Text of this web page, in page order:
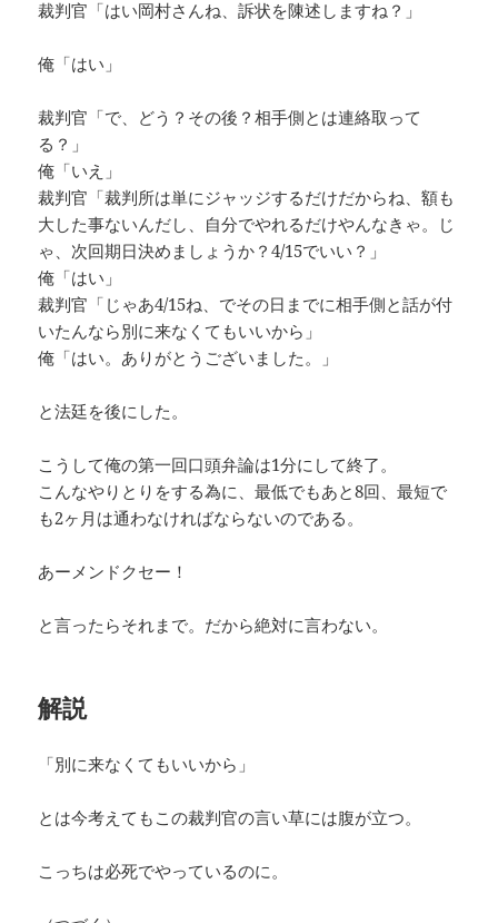
裁判官「はい岡村さんね、訴状を陳述しますね？」
俺「はい」
裁判官「で、どう？その後？相手側とは連絡取って
る？」
俺「いえ」
裁判官「裁判所は単にジャッジするだけだからね、額も
大した事ないんだし、自分でやれるだけやんなきゃ。じ
ゃ、次回期日決めましょうか？4/15でいい？」
俺「はい」
裁判官「じゃあ4/15ね、でその日までに相手側と話が付
いたんなら別に来なくてもいいから」
俺「はい。ありがとうございました。」
と法廷を後にした。
こうして俺の第一回口頭弁論は1分にして終了。
こんなやりとりをする為に、最低でもあと8回、最短で
も2ヶ月は通わなければならないのである。
あーメンドクセー！
と言ったらそれまで。だから絶対に言わない。
解説
「別に来なくてもいいから」
とは今考えてもこの裁判官の言い草には腹が立つ。
こっちは必死でやっているのに。